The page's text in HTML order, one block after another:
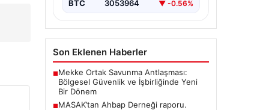
BTC 3053964 ▼ -0.56%
Son Eklenen Haberler
■Mekke Ortak Savunma Antlaşması:
Bölgesel Güvenlik ve İşbirliğinde Yeni
Bir Dönem
■MASAK’tan Ahbap Derneği raporu.